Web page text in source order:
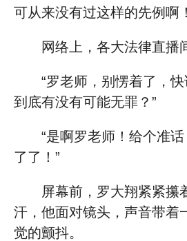
可从来没有过这样的先例啊
网络上，各大法律直播
“罗老师，别愣着了，
到底有没有可能无罪？”
“是啊罗老师！给个准
了了！”
屏幕前，罗大翔紧紧攥
汗，他面对镜头，声音带着
觉的颤抖。